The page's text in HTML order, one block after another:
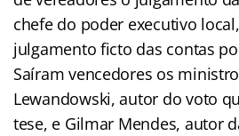
chefe do poder executivo
julgamento ficto das contas
Saíram vencedores os
Lewandowski, autor do voto
tese, e Gilmar Mendes, autor